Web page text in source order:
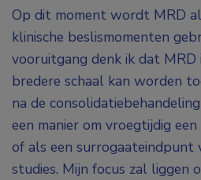
Op dit moment wordt MRD
klinische beslismomenten
vooruitgang denk ik dat
bredere schaal kan worden
na de
een manier om vroegtijdig
of als een surrogaateindpunt
studies. Mijn focus zal liggen